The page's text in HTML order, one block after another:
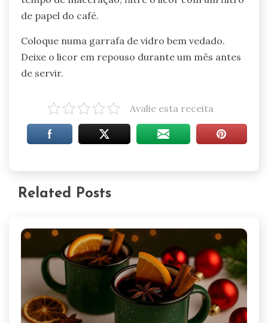
de papel do café.
Coloque numa garrafa de vidro bem vedado.
Deixe o licor em repouso durante um mês antes
de servir.
Avalie esta receita
Related Posts